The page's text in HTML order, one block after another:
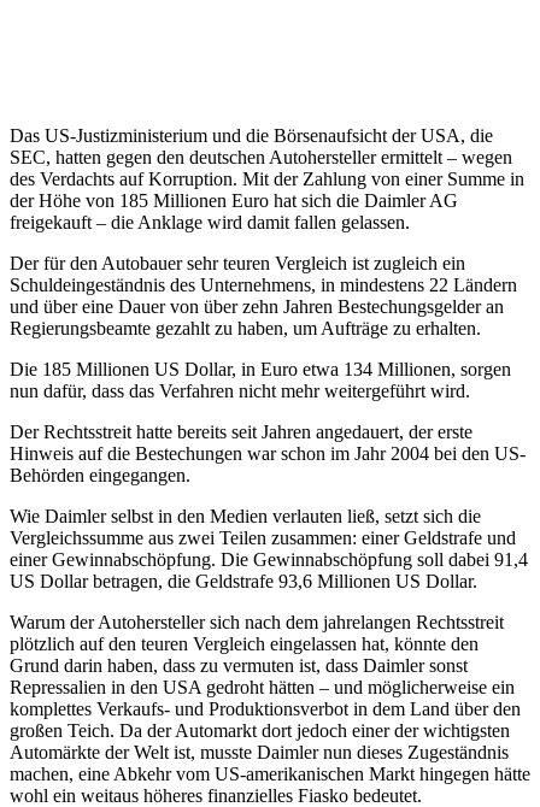
Das US-Justizministerium und die Börsenaufsicht der USA, die
SEC, hatten gegen den deutschen Autohersteller ermittelt – wegen
des Verdachts auf Korruption. Mit der Zahlung von einer Summe in
der Höhe von 185 Millionen Euro hat sich die Daimler AG
freigekauft – die Anklage wird damit fallen gelassen.
Der für den Autobauer sehr teuren Vergleich ist zugleich ein
Schuldeingeständnis des Unternehmens, in mindestens 22 Ländern
und über eine Dauer von über zehn Jahren Bestechungsgelder an
Regierungsbeamte gezahlt zu haben, um Aufträge zu erhalten.
Die 185 Millionen US Dollar, in Euro etwa 134 Millionen, sorgen
nun dafür, dass das Verfahren nicht mehr weitergeführt wird.
Der Rechtsstreit hatte bereits seit Jahren angedauert, der erste
Hinweis auf die Bestechungen war schon im Jahr 2004 bei den US-
Behörden eingegangen.
Wie Daimler selbst in den Medien verlauten ließ, setzt sich die
Vergleichssumme aus zwei Teilen zusammen: einer Geldstrafe und
einer Gewinnabschöpfung. Die Gewinnabschöpfung soll dabei 91,4
US Dollar betragen, die Geldstrafe 93,6 Millionen US Dollar.
Warum der Autohersteller sich nach dem jahrelangen Rechtsstreit
plötzlich auf den teuren Vergleich eingelassen hat, könnte den
Grund darin haben, dass zu vermuten ist, dass Daimler sonst
Repressalien in den USA gedroht hätten – und möglicherweise ein
komplettes Verkaufs- und Produktionsverbot in dem Land über den
großen Teich. Da der Automarkt dort jedoch einer der wichtigsten
Automärkte der Welt ist, musste Daimler nun dieses Zugeständnis
machen, eine Abkehr vom US-amerikanischen Markt hingegen hätte
wohl ein weitaus höheres finanzielles Fiasko bedeutet.